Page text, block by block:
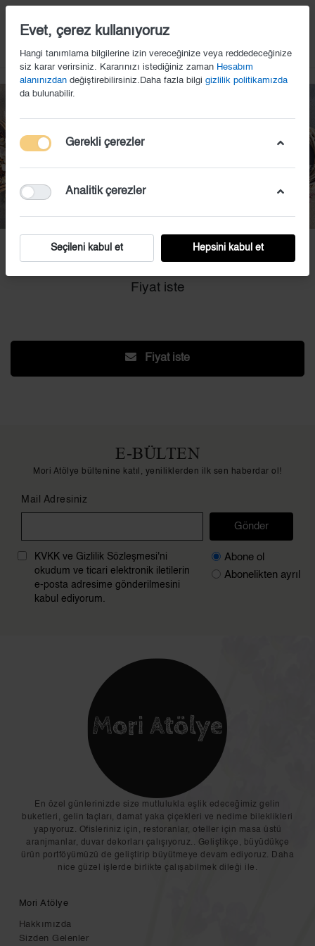
EKS (34)
Fiyat iste
Fiyat iste
E-BÜLTEN
Mori Atölye bültenine katıl, yeniliklerden ilk sen haberdar ol!
Mail Adresiniz
Gönder
KVKK ve Gizlilik Sözleşmesi'ni
okudum ve ticari elektronik iletilerin
e-posta adresime gönderilmesini
kabul ediyorum.
Abone ol
Abonelikten ayrıl
En özel günlerinizde size mutlulukla eşlik edeceğimiz gelin
buketleri, gelin taçları, damat yaka çiçekleri ve nedime bileklikleri
yapıyoruz. Ofisleriniz için, restoranlar, oteller için masa üstü
aranjmanlar, duvar dekorları çalışıyoruz.. Geliştikçe, büyüdükçe
ürün portföyümüzü de geliştirip büyütmeye devam ediyoruz. Daha
nice güzel işlerde birlikte çalışabilmek dileği ile.
Mori Atölye
Hakkımızda
Sizden Gelenler
Evet, çerez kullanıyoruz
Hangi tanımlama bilgilerine izin vereceğinize veya reddedeceğinize
siz karar verirsiniz. Kararınızı istediğiniz zaman Hesabım
alanınızdan değiştirebilirsiniz.Daha fazla bilgi gizlilik politikamızda
da bulunabilir.
Gerekli çerezler
Analitik çerezler
Seçileni kabul et Hepsini kabul et